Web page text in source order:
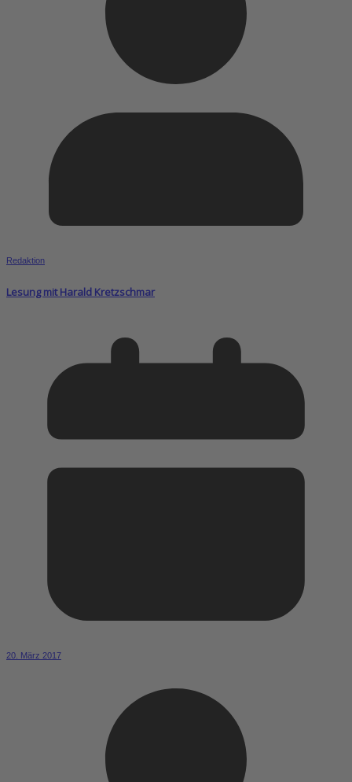
Redaktion
Lesung mit Harald Kretzschmar
20. März 2017